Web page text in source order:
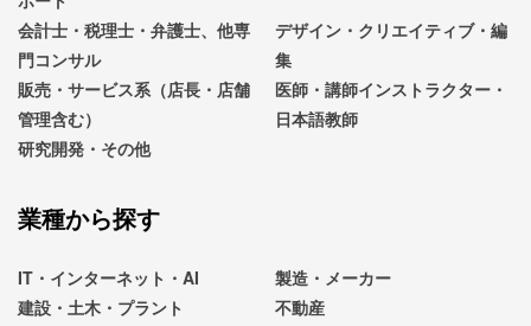
会計士・税理士・弁護士、他専
門コンサル
デザイン・クリエイティブ・編
集
販売・サービス系（店長・店舗
管理含む）
医師・講師インストラクター・
日本語教師
研究開発・その他
業種から探す
IT・インターネット・AI
製造・メーカー
建設・土木・プラント
不動産